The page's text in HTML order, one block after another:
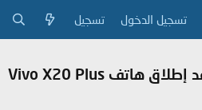
تسجيل الدخول تسجيل
الإعلان الرسمي عن موعد إطلاق هاتف Vivo X20 Plus